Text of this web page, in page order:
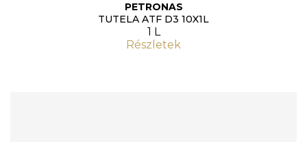
PETRONAS
TUTELA ATF D3 10X1L
1 L
Részletek